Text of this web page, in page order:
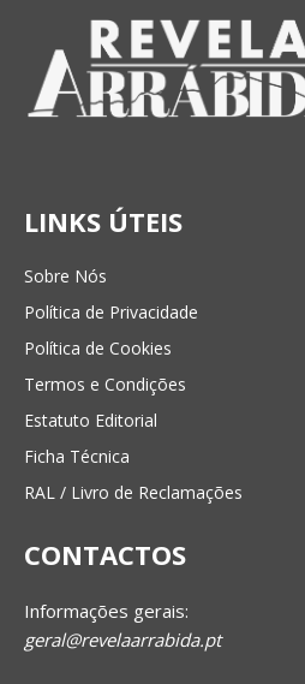
LINKS ÚTEIS
Sobre Nós
Política de Privacidade
Política de Cookies
Termos e Condições
Estatuto Editorial
Ficha Técnica
RAL / Livro de Reclamações
CONTACTOS
Informações gerais:
geral@revelaarrabida.pt